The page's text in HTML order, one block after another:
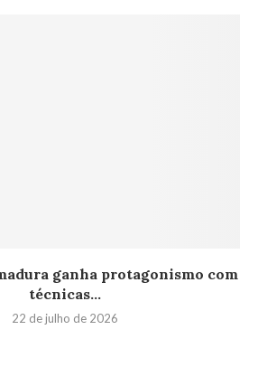
ganha protagonismo com
técnicas...
22 de julho de 2026